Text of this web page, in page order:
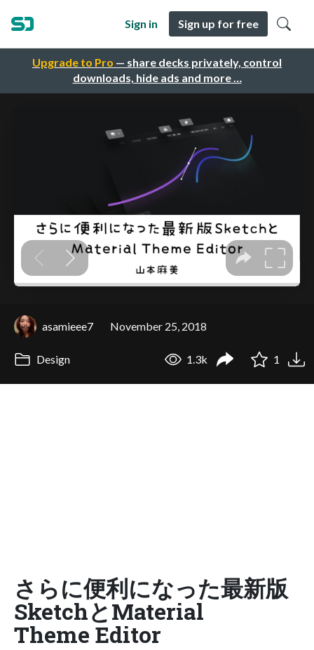
Upgrade to Pro — share decks privately, control
downloads, hide ads and more …
Sign in Sign up for free
asamieee7 November 25, 2018
Design 1.3k 1
さらに便利になった最新版
SketchとMaterial
Theme Editor